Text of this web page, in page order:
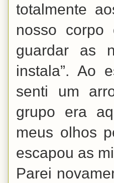
totalmente
nosso corpo
guardar as
instala”. Ao
senti um
grupo era
meus olhos
escapou as
Parei